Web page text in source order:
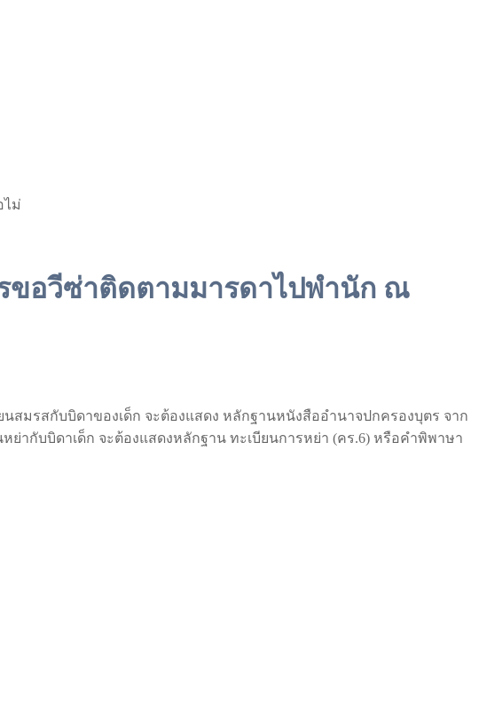
ไม่
รขอวีซ่าติดตามมารดาไปพำนัก ณ
สมรสกับบิดาของเด็ก จะต้องแสดง หลักฐานหนังสืออำนาจปกครองบุตร จาก
ย่ากับบิดาเด็ก จะต้องแสดงหลักฐาน ทะเบียนการหย่า (คร.6) หรือคำพิพาษา